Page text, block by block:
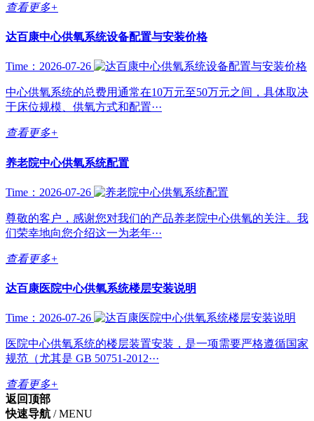
查看更多+
达百康中心供氧系统设备配置与安装价格
Time：2026-07-26
中心供氧系统的总费用通常在10万元至50万元之间，具体取决
于床位规模、供氧方式和配置···
查看更多+
养老院中心供氧系统配置
Time：2026-07-26
尊敬的客户，感谢您对我们的产品养老院中心供氧的关注。我
们荣幸地向您介绍这一为老年···
查看更多+
达百康医院中心供氧系统楼层安装说明
Time：2026-07-26
医院中心供氧系统的楼层装置安装，是一项需要严格遵循国家
规范（尤其是 GB 50751-2012···
查看更多+
返回顶部
快速导航 / MENU